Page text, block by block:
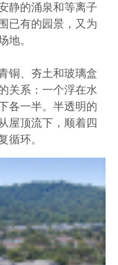
静的涌泉和等离子
已有的园景，又为
地。
铜、夯土和玻璃盒
关系：一个浮在水
各一半。半透明的
屋顶流下，顺着四
循环。